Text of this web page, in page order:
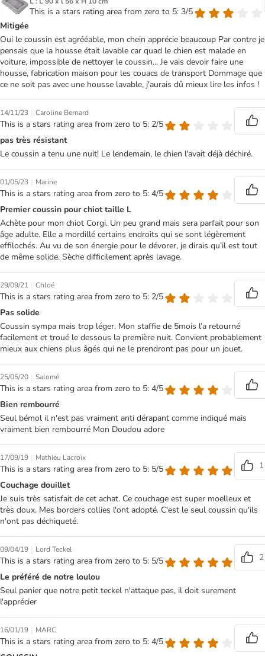
This is a stars rating area from zero to 5: 3/5
Mitigée
Oui le coussin est agrééable, mon chein apprécie beaucoup Par contre je
pensais que la housse était lavable car quad le chien est malade en
voiture, impossible de nettoyer le coussin... Je vais devoir faire une
housse, fabrication maison pour les couacs de transport Dommage que
ce ne soit pas avec une housse lavable, j'aurais dû mieux lire les infos !
14/11/23 | Caroline Bernard
This is a stars rating area from zero to 5: 2/5
pas très résistant
Le coussin a tenu une nuit! Le lendemain, le chien l'avait déjà déchiré.
01/05/23 | Marine
This is a stars rating area from zero to 5: 4/5
Premier coussin pour chiot taille L
Achète pour mon chiot Corgi. Un peu grand mais sera parfait pour son
âge adulte. Elle a mordillé certains endroits qui se sont légèrement
effilochés. Au vu de son énergie pour le dévorer, je dirais qu’il est tout
de même solide. Sèche difficilement après lavage.
29/09/21 | Chloé
This is a stars rating area from zero to 5: 2/5
Pas solide
Coussin sympa mais trop léger. Mon staffie de 5mois l’a retourné
facilement et troué le dessous la première nuit. Convient probablement
mieux aux chiens plus âgés qui ne le prendront pas pour un jouet.
25/05/20 | Salomé
This is a stars rating area from zero to 5: 4/5
Bien rembourré
Seul bémol il n'est pas vraiment anti dérapant comme indiqué mais
vraiment bien rembourré Mon Doudou adore
17/09/19 | Mathieu Lacroix
This is a stars rating area from zero to 5: 5/5
1
Couchage douillet
Je suis très satisfait de cet achat. Ce couchage est super moelleux et
très doux. Mes borders collies l'ont adopté. C'est le seul coussin qu'ils
n'ont pas déchiqueté.
09/04/19 | Lord Teckel
This is a stars rating area from zero to 5: 5/5
2
Le préféré de notre loulou
Seul panier que notre petit teckel n'attaque pas, il doit surement
l'apprécier
16/01/19 | MARC
This is a stars rating area from zero to 5: 4/5